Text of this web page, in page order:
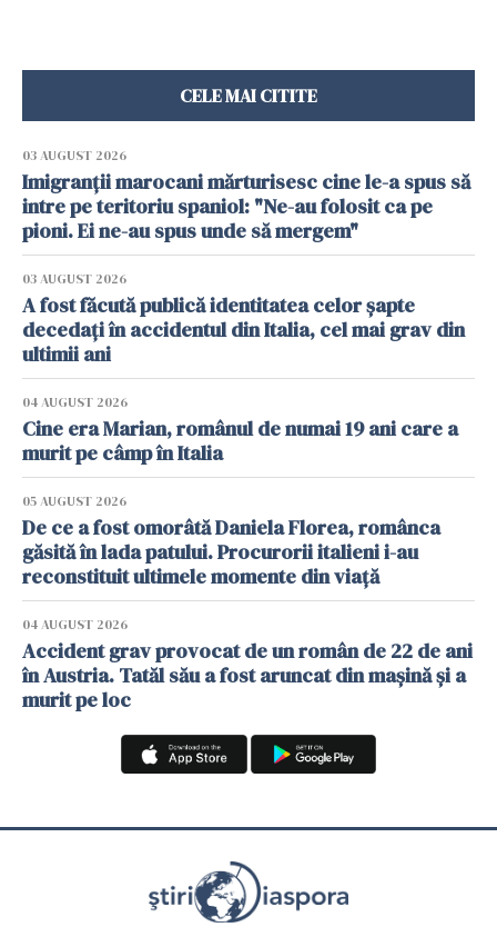
CELE MAI CITITE
03 AUGUST 2026
Imigranții marocani mărturisesc cine le-a spus să
intre pe teritoriu spaniol: "Ne-au folosit ca pe
pioni. Ei ne-au spus unde să mergem"
03 AUGUST 2026
A fost făcută publică identitatea celor șapte
decedați în accidentul din Italia, cel mai grav din
ultimii ani
04 AUGUST 2026
Cine era Marian, românul de numai 19 ani care a
murit pe câmp în Italia
05 AUGUST 2026
De ce a fost omorâtă Daniela Florea, românca
găsită în lada patului. Procurorii italieni i-au
reconstituit ultimele momente din viață
04 AUGUST 2026
Accident grav provocat de un român de 22 de ani
în Austria. Tatăl său a fost aruncat din mașină și a
murit pe loc